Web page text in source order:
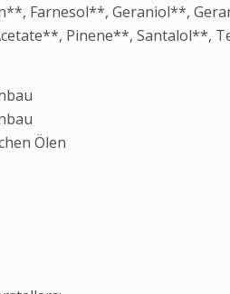
Farnesol**, Geraniol**,
Pinene**, Santalol**,
Ölen